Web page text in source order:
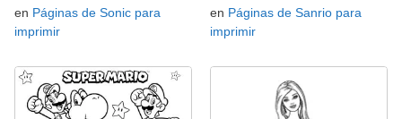
en Páginas de Sonic para
imprimir
en Páginas de Sanrio para
imprimir